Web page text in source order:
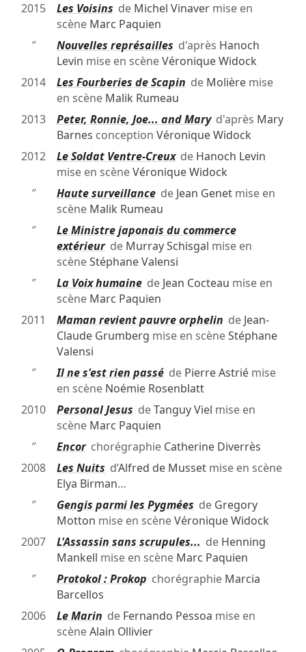
2015
Les Voisins de Michel Vinavermise en
scène Marc Paquien
″
Nouvelles représailles d'après Hanoch
Levin mise en scèneVéronique Widock
2014
Les Fourberies de Scapin de Molièremise
en scène Malik Rumeau
2013
Peter, Ronnie, Joe... and Maryd'après Mary
Barnes conception Véronique Widock
2012
Le Soldat Ventre-Creuxde Hanoch Levin
mise en scèneVéronique Widock
″
Haute surveillancede Jean Genetmise en
scène Malik Rumeau
″
Le Ministre japonais du commerce
extérieurde Murray Schisgal mise en
scèneStéphane Valensi
″
La Voix humainede Jean Cocteau mise en
scène Marc Paquien
2011
Maman revient pauvre orphelin de Jean-
Claude Grumberg mise en scèneStéphane
Valensi
″
Il ne s'est rien passéde Pierre Astriémise
en scène Noémie Rosenblatt
2010
Personal Jesus deTanguy Viel mise en
scène Marc Paquien
″
Encorchorégraphie Catherine Diverrès
2008
Les Nuits d’Alfred de Mussetmise en scène
Elya Birman…
″
Gengis parmi les Pygmées de Gregory
Motton mise en scèneVéronique Widock
2007
L'Assassin sans scrupules... de Henning
Mankell mise en scène Marc Paquien
″
Protokol : Prokop chorégraphie Marcia
Barcellos
2006
Le Marin de Fernando Pessoa mise en
scèneAlain Ollivier